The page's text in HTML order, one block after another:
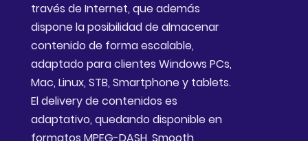
través de Internet, que además
dispone la posibilidad de almacenar
contenido de forma escalable,
adaptado para clientes Windows PCs,
Mac, Linux, STB, Smartphone y tablets.
El delivery de contenidos es
adaptativo, quedando disponible en